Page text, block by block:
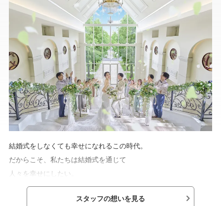
結婚式をしなくても幸せになれるこの時代。
だからこそ、私たちは結婚式を通じて
人々を幸せにしたい。
あなたは、あなたが思っているよりも、
スタッフの想いを見る